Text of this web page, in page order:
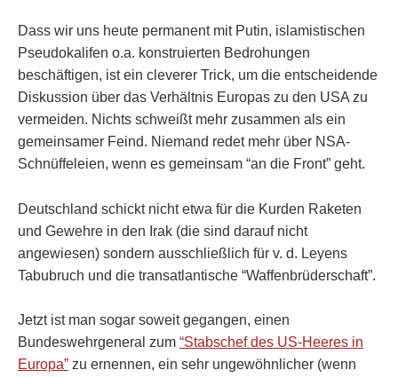
Dass wir uns heute permanent mit Putin, islamistischen
Pseudokalifen o.a. konstruierten Bedrohungen
beschäftigen, ist ein cleverer Trick, um die entscheidende
Diskussion über das Verhältnis Europas zu den USA zu
vermeiden. Nichts schweißt mehr zusammen als ein
gemeinsamer Feind. Niemand redet mehr über NSA-
Schnüffeleien, wenn es gemeinsam “an die Front” geht.
Deutschland schickt nicht etwa für die Kurden Raketen
und Gewehre in den Irak (die sind darauf nicht
angewiesen) sondern ausschließlich für v. d. Leyens
Tabubruch und die transatlantische “Waffenbrüderschaft”.
Jetzt ist man sogar soweit gegangen, einen
Bundeswehrgeneral zum “Stabschef des US-Heeres in
Europa” zu ernennen, ein sehr ungewöhnlicher (wenn